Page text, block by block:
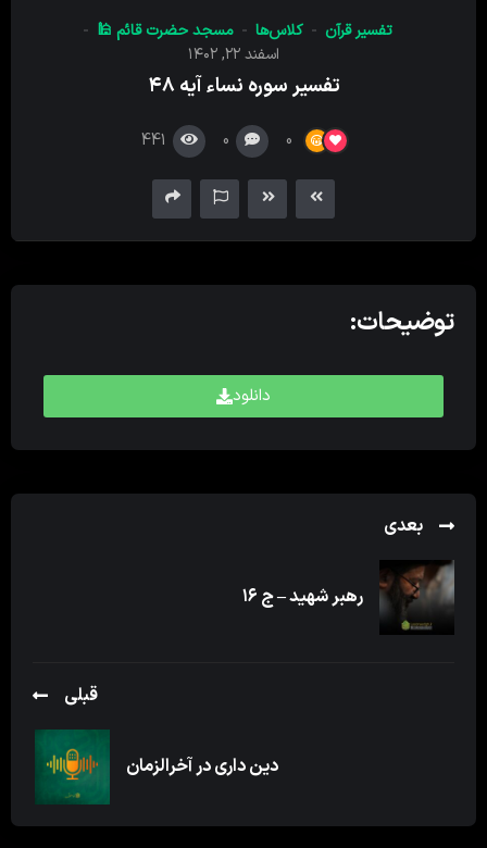
تفسیر قرآن کلاس‌ها
مسجد حضرت قائم 🕌
اسفند ۲۲, ۱۴۰۲
تفسیر سوره نساء آیه ۴۸
0
0
441
توضیحات:
دانلود
بعدی
رهبر شهید – ج ۱۶
قبلی
دین داری در آخرالزمان